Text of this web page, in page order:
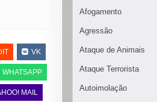
VK
WHATSAPP
MAIL
Afogamento
Agressão
Ataque de Animais
Ataque Terrorista
Autoimolação